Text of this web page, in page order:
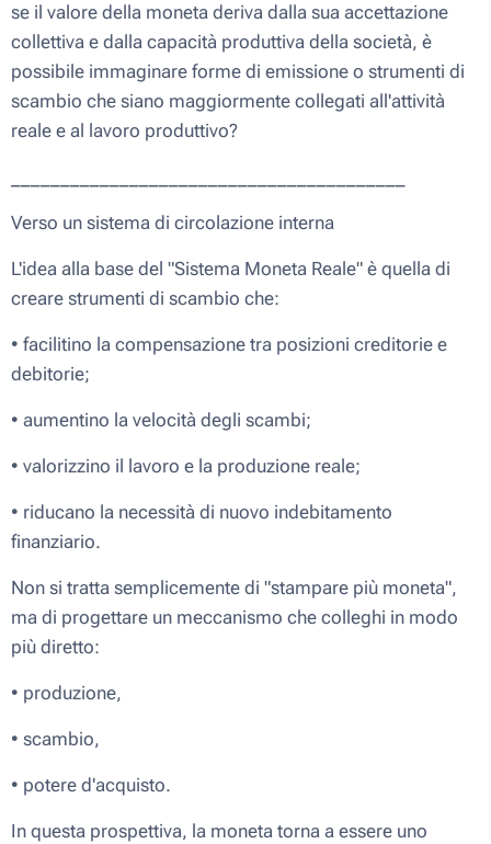
se il valore della moneta deriva dalla sua accettazione
collettiva e dalla capacità produttiva della società, è
possibile immaginare forme di emissione o strumenti di
scambio che siano maggiormente collegati all'attività
reale e al lavoro produttivo?
Verso un sistema di circolazione interna
L'idea alla base del "Sistema Moneta Reale" è quella di
creare strumenti di scambio che:
• facilitino la compensazione tra posizioni creditorie e
debitorie;
• aumentino la velocità degli scambi;
• valorizzino il lavoro e la produzione reale;
• riducano la necessità di nuovo indebitamento
finanziario.
Non si tratta semplicemente di "stampare più moneta",
ma di progettare un meccanismo che colleghi in modo
più diretto:
• produzione,
• scambio,
• potere d'acquisto.
In questa prospettiva, la moneta torna a essere uno